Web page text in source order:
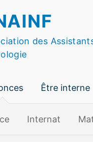
des
Être interne
Internat